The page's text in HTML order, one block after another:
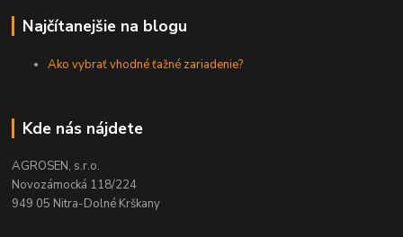
Najčítanejšie na blogu
Ako vybrať vhodné ťažné zariadenie?
Kde nás nájdete
AGROSEN, s.r.o.
Novozámocká 118/224
949 05 Nitra-Dolné Krškany